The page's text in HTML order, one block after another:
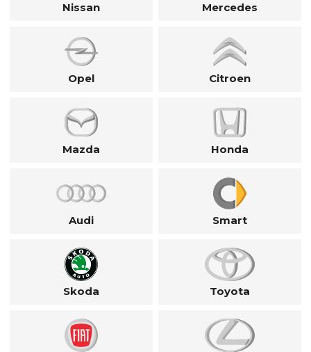
Nissan Mercedes
Opel Citroen
Mazda Honda
Audi Smart
Skoda Toyota